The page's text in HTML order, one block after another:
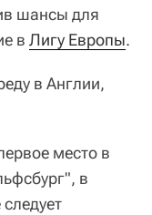
шансы для
в Лигу Европы.
в Англии,
место в
в